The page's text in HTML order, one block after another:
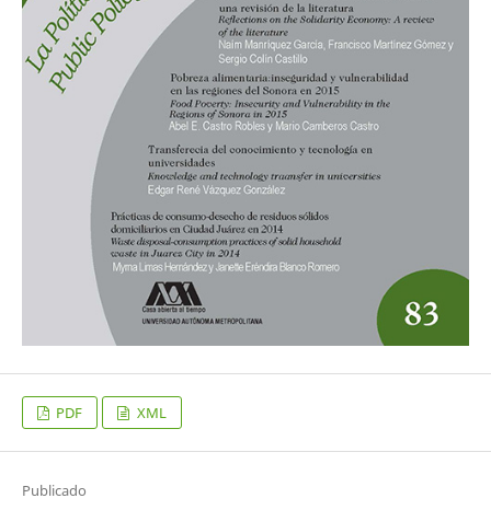
PDF XML
Publicado